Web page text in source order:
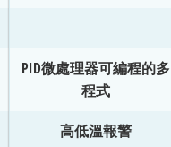
PID微處理器可編程的多
程式
高低溫報警